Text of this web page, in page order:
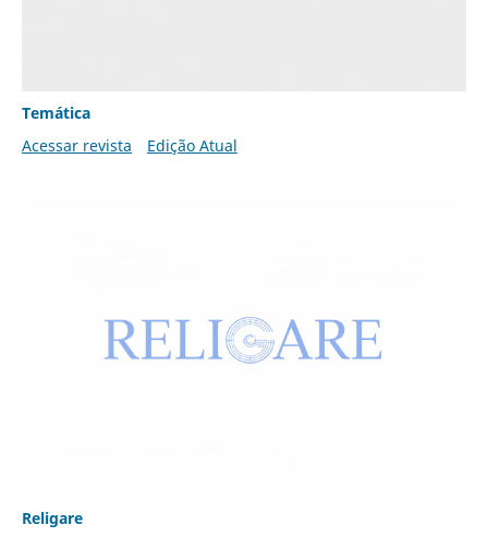
Temática
Acessar revista
Edição Atual
Religare